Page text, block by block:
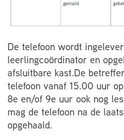
De telefoon wordt
leerlingcoördinator en
afsluitbare kast.De
telefoon vanaf 15.00 uur
8e en/of 9e uur ook nog
mag de telefoon na de
opgehaald.